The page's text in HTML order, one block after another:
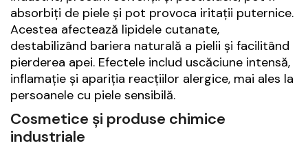
absorbiți de piele și pot provoca iritații puternice.
Acestea afectează lipidele cutanate,
destabilizând bariera naturală a pielii și facilitând
pierderea apei. Efectele includ uscăciune intensă,
inflamație și apariția reacțiilor alergice, mai ales la
persoanele cu piele sensibilă.
Cosmetice și produse chimice
industriale